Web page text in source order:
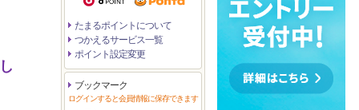
たまるポイントについて
つかえるサービス一覧
ポイント設定変更
ブックマーク
ログインすると会員情報に保存できます